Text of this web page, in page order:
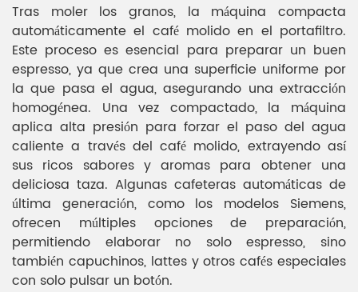
Tras moler los granos, la máquina compacta
automáticamente el café molido en el portafiltro.
Este proceso es esencial para preparar un buen
espresso, ya que crea una superficie uniforme por
la que pasa el agua, asegurando una extracción
homogénea. Una vez compactado, la máquina
aplica alta presión para forzar el paso del agua
caliente a través del café molido, extrayendo así
sus ricos sabores y aromas para obtener una
deliciosa taza. Algunas cafeteras automáticas de
última generación, como los modelos Siemens,
ofrecen múltiples opciones de preparación,
permitiendo elaborar no solo espresso, sino
también capuchinos, lattes y otros cafés especiales
con solo pulsar un botón.